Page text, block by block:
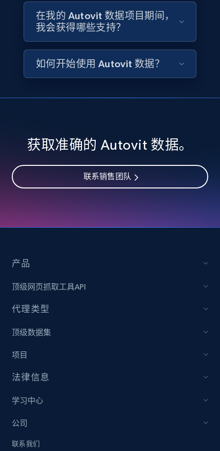
Name, Price, Image, Description, Category,
Availability, Discount, Reviews, and more.
Travel
X id, URL, ID, Profile name, Biography, Is verified,
Profile image link, External link, and more.
Title, Popularity, Genres, Presentation, Credit,
Free datasets
3.4K+
Overview id, Review id, Review url, Rating date,
end year, Employee length, and more.
Business
在我的 Autovit 数据项目期间，
我会获得哪些支持？
如何开始使用 Autovit 数据？
获取准确的 Autovit 数据。
联系销售团队
产品
顶级网页抓取工具API
代理类型
顶级数据集
项目
法律信息
学习中心
公司
联系我们